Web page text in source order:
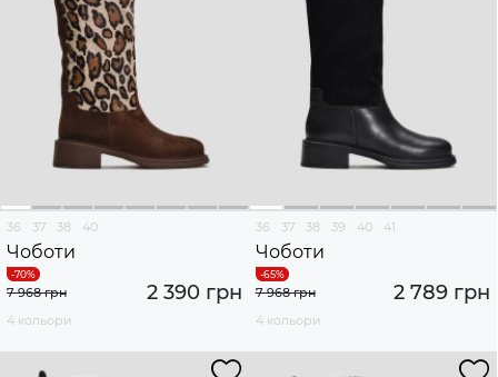
36 37 38 40
Чоботи
2 390 грн
7 968 грн
4 кольори
36 37 38 39 40 41
Чоботи
2 789 грн
7 968 грн
4 кольори